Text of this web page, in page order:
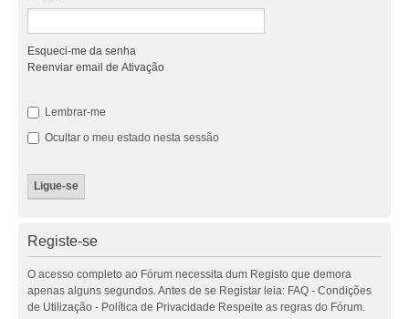
Esqueci-me da senha
Reenviar email de Ativação
Lembrar-me
Ocultar o meu estado nesta sessão
Registe-se
O acesso completo ao Fórum necessita dum Registo que demora
apenas alguns segundos. Antes de se Registar leia: FAQ - Condições
de Utilização - Política de Privacidade Respeite as regras do Fórum.